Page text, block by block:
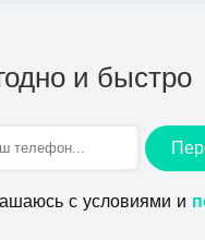
и быстро
с условиями и